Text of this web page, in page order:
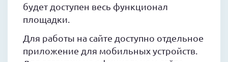
будет доступен весь функционал
площадки.
Для работы на сайте доступно отдельное
приложение для мобильных устройств.